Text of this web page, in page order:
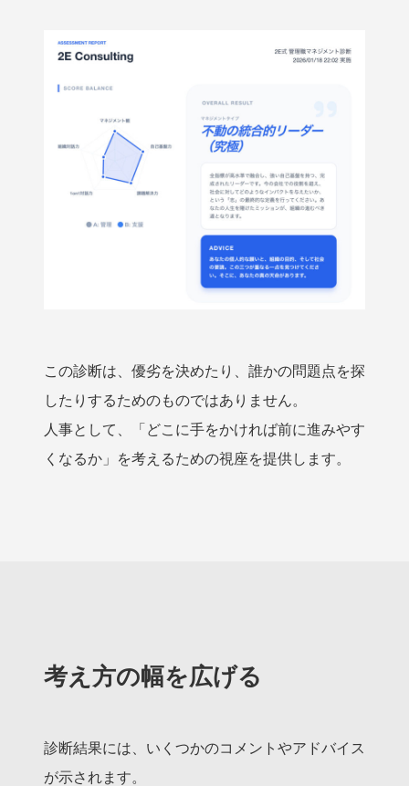
この診断は、優劣を決めたり、誰かの問題点を探
したりするためのものではありません。
人事として、「どこに手をかければ前に進みやす
くなるか」を考えるための視座を提供します。
考え方の幅を広げる
診断結果には、いくつかのコメントやアドバイス
が示されます。